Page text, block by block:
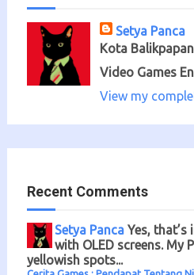
Setya Panca
Kota
Video Games
View my
Recent Comments
Setya Panca Yes, that’s
with OLED screens. My
yellowish spots...